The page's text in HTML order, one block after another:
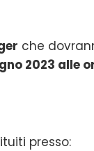
che
2023 alle
presso: